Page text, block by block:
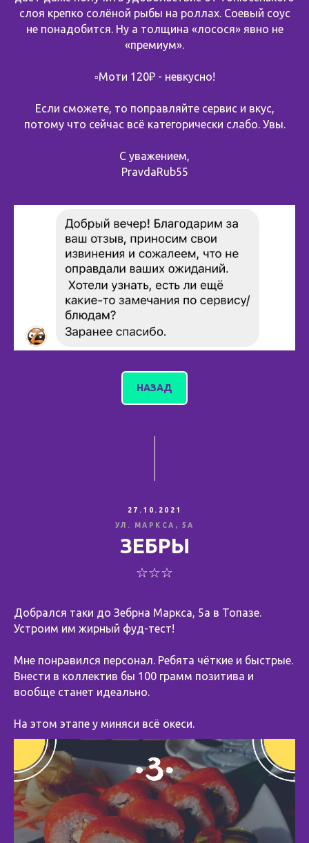
слоя крепко солёной рыбы на роллах. Соевый соус
не понадобится. Ну а толщина «лосося» явно не
«премиум».
▫️Моти 120₽ - невкусно!
Если сможете, то поправляйте сервис и вкус,
потому что сейчас всё категорически слабо. Увы.
С уважением,
PravdaRub55
НАЗАД
27.10.2021
УЛ. МАРКСА, 5А
ЗЕБРЫ
☆☆☆
Добрался таки до Зебрна Маркса, 5а в Топазе.
Устроим им жирный фуд-тест!
Мне понравился персонал. Ребята чёткие и быстрые.
Внести в коллектив бы 100 грамм позитива и
вообще станет идеально.
На этом этапе у миняси всё океси.